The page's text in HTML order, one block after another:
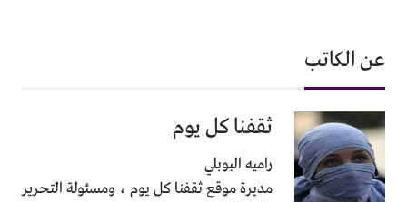
عن الكاتب
ثقفنا كل يوم
راميه البوبلي
مديرة موقع ثقفنا كل يوم ، ومسئولة التحرير